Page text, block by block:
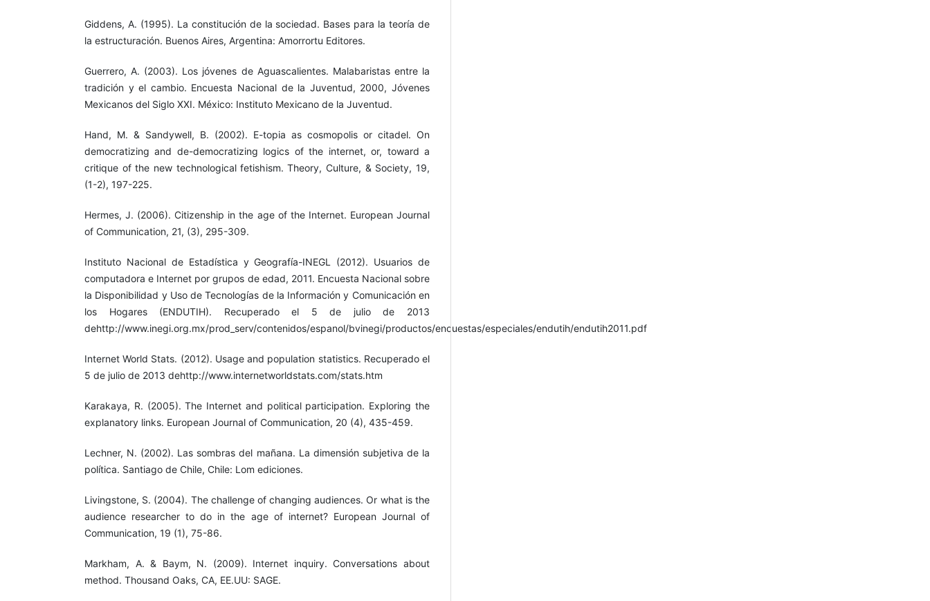
Giddens, A. (1995). La constitución de la sociedad. Bases para la teoría de
la estructuración. Buenos Aires, Argentina: Amorrortu Editores.
Guerrero, A. (2003). Los jóvenes de Aguascalientes. Malabaristas entre la
tradición y el cambio. Encuesta Nacional de la Juventud, 2000, Jóvenes
Mexicanos del Siglo XXI. México: Instituto Mexicano de la Juventud.
Hand, M. & Sandywell, B. (2002). E-topia as cosmopolis or citadel. On
democratizing and de-democratizing logics of the internet, or, toward a
critique of the new technological fetishism. Theory, Culture, & Society, 19,
(1-2), 197-225.
Hermes, J. (2006). Citizenship in the age of the Internet. European Journal
of Communication, 21, (3), 295-309.
Instituto Nacional de Estadística y Geografía-INEGL (2012). Usuarios de
computadora e Internet por grupos de edad, 2011. Encuesta Nacional sobre
la Disponibilidad y Uso de Tecnologías de la Información y Comunicación en
los Hogares (ENDUTIH). Recuperado el 5 de julio de 2013
dehttp://www.inegi.org.mx/prod_serv/contenidos/espanol/bvinegi/productos/encuestas/especiales/endutih/endutih2011.pdf
Internet World Stats. (2012). Usage and population statistics. Recuperado el
5 de julio de 2013 dehttp://www.internetworldstats.com/stats.htm
Karakaya, R. (2005). The Internet and political participation. Exploring the
explanatory links. European Journal of Communication, 20 (4), 435-459.
Lechner, N. (2002). Las sombras del mañana. La dimensión subjetiva de la
política. Santiago de Chile, Chile: Lom ediciones.
Livingstone, S. (2004). The challenge of changing audiences. Or what is the
audience researcher to do in the age of internet? European Journal of
Communication, 19 (1), 75-86.
Markham, A. & Baym, N. (2009). Internet inquiry. Conversations about
method. Thousand Oaks, CA, EE.UU: SAGE.